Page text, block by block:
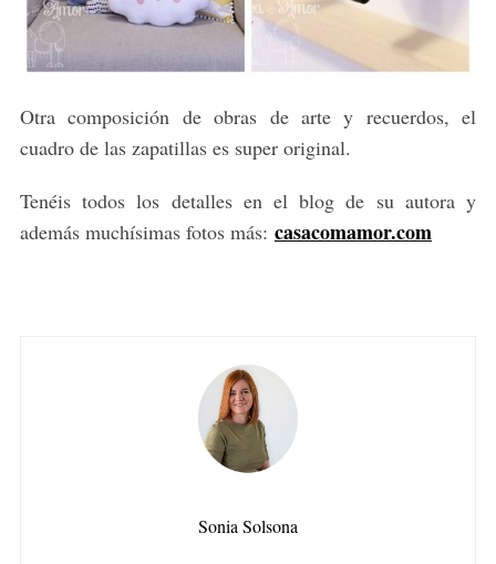
Otra composición de obras de arte y recuerdos, el
cuadro de las zapatillas es super original.
Tenéis todos los detalles en el blog de su autora y
además muchísimas fotos más: casacomamor.com
Sonia Solsona